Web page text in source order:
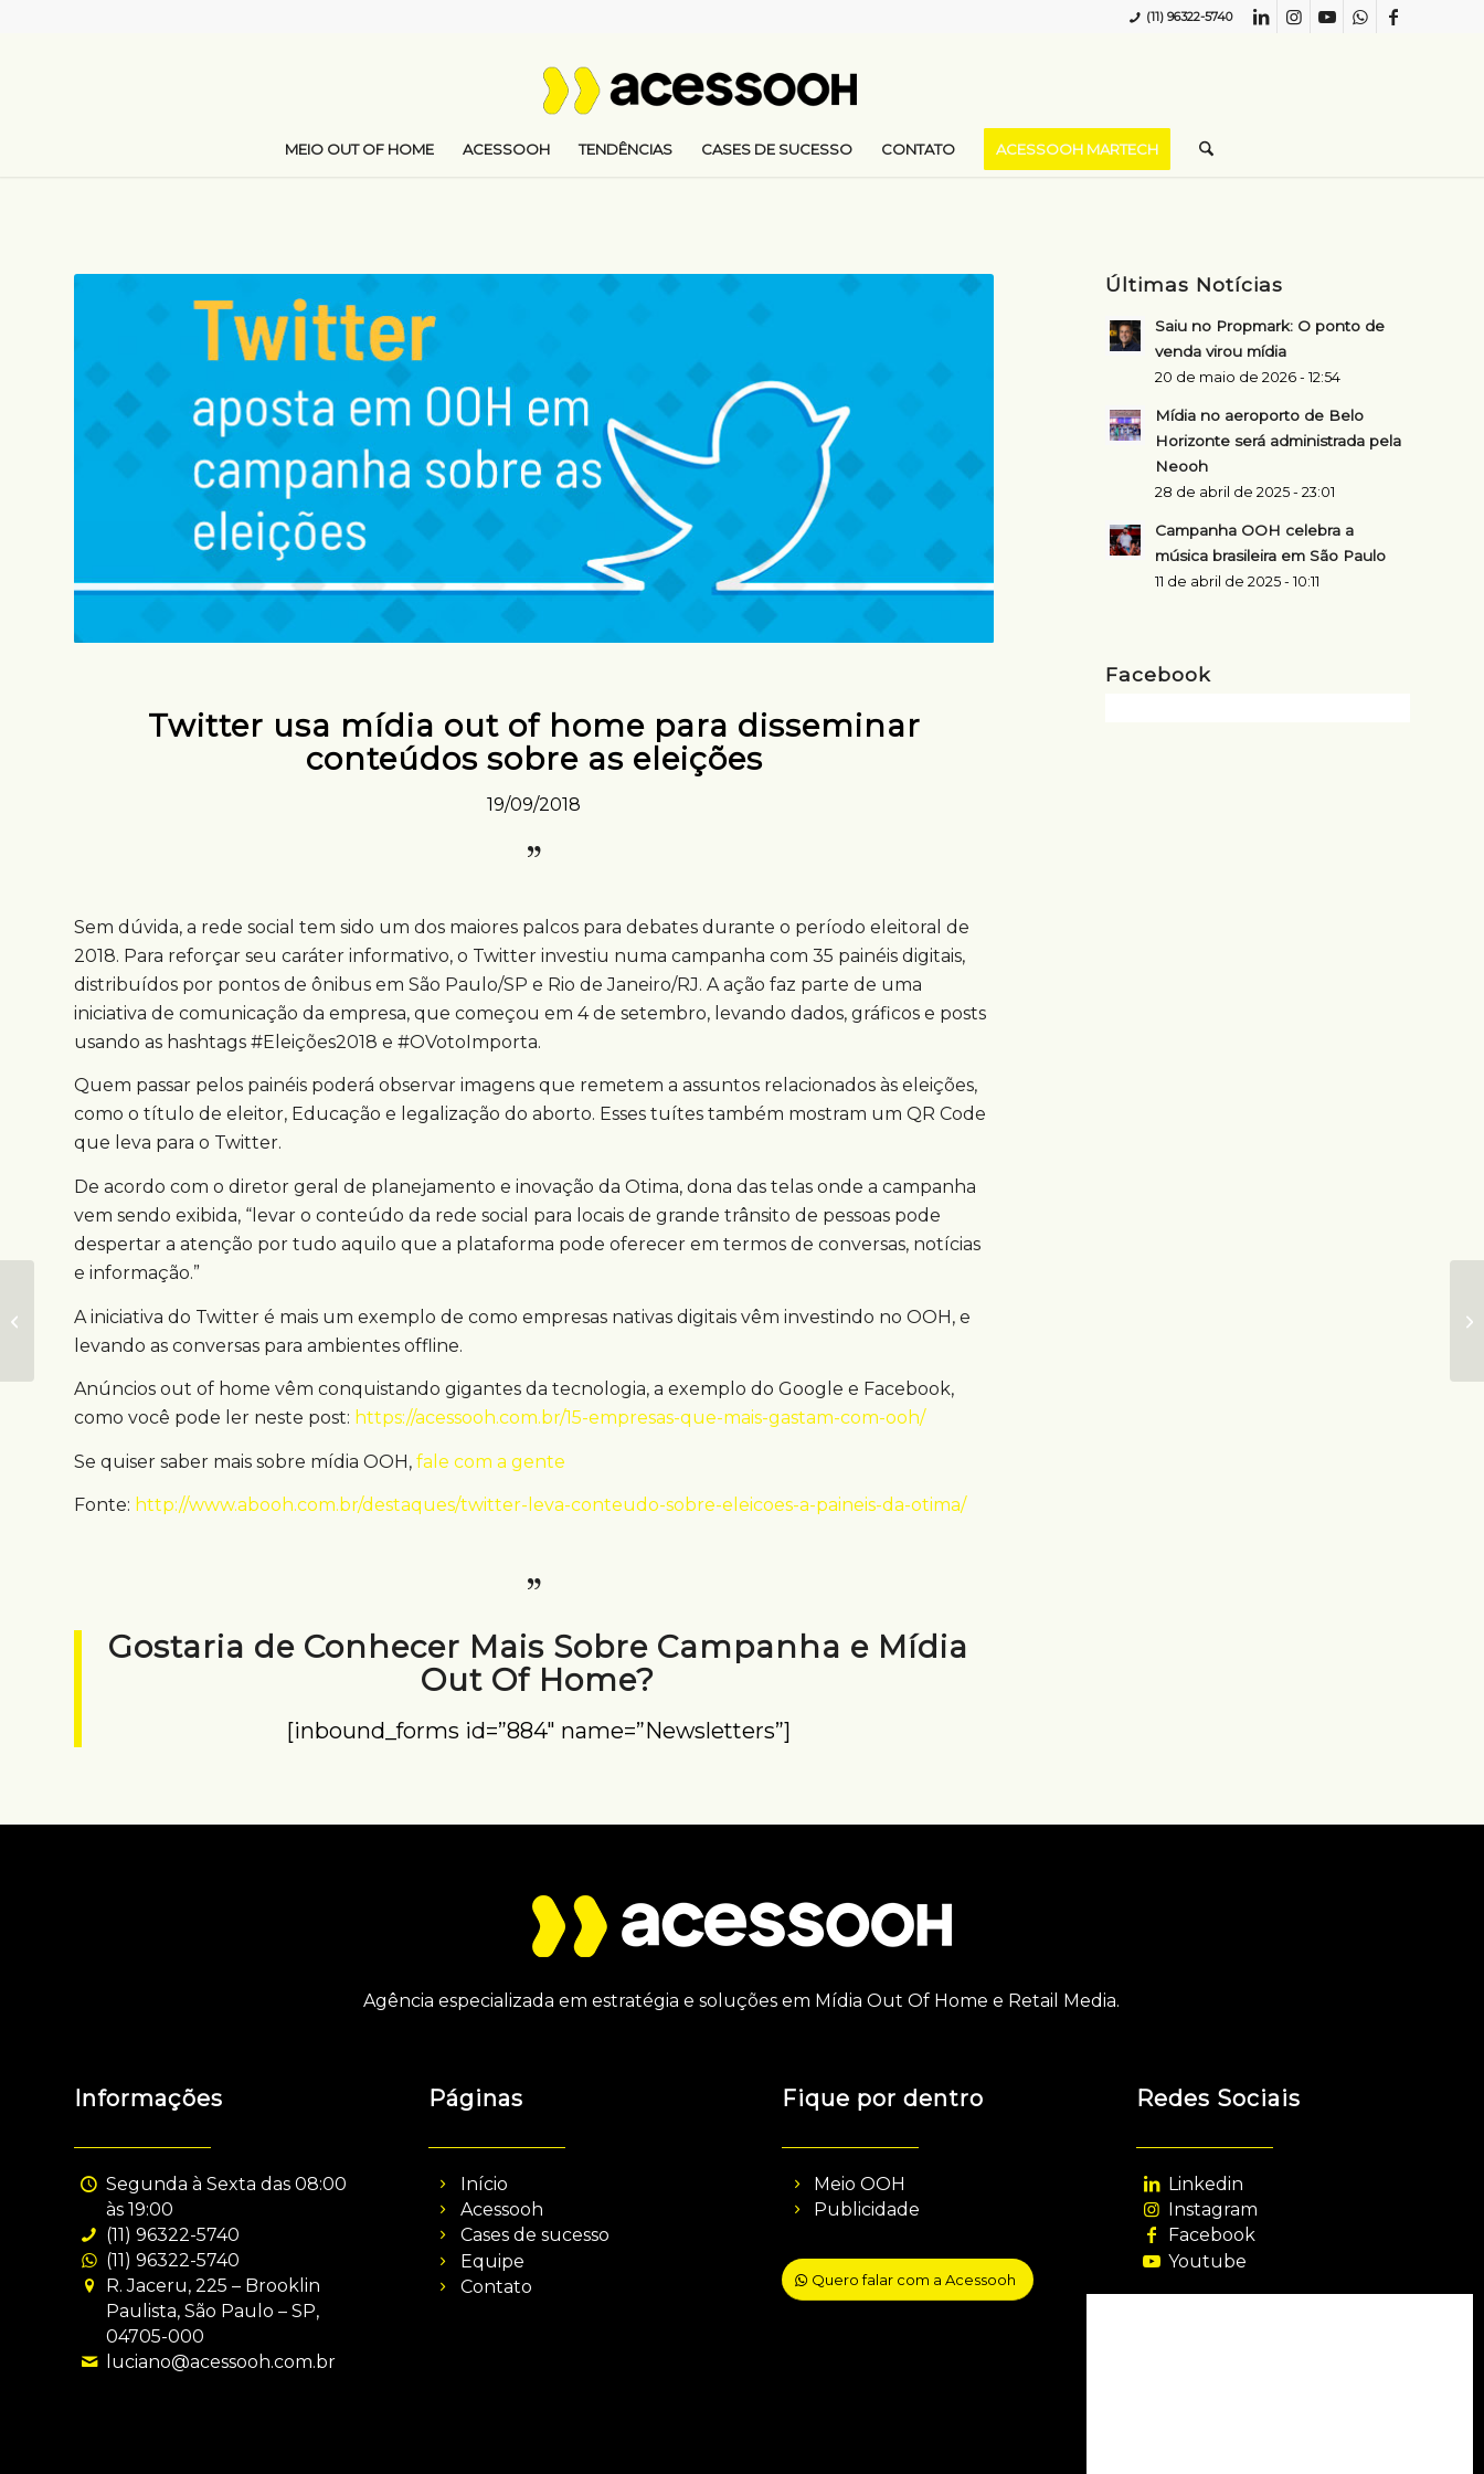
(11) 96322-5740
MEIO OUT OF HOME ACESSOOH TENDÊNCIAS CASES DE SUCESSO CONTATO ACESSOOH MARTECH
Twitter usa mídia out of home para disseminar
conteúdos sobre as eleições
19/09/2018
Sem dúvida, a rede social tem sido um dos maiores palcos para debates durante o período eleitoral de
2018. Para reforçar seu caráter informativo, o Twitter investiu numa campanha com 35 painéis digitais,
distribuídos por pontos de ônibus em São Paulo/SP e Rio de Janeiro/RJ. A ação faz parte de uma
iniciativa de comunicação da empresa, que começou em 4 de setembro, levando dados, gráficos e posts
usando as hashtags #Eleições2018 e #OVotoImporta.
Quem passar pelos painéis poderá observar imagens que remetem a assuntos relacionados às eleições,
como o título de eleitor, Educação e legalização do aborto. Esses tuítes também mostram um QR Code
que leva para o Twitter.
De acordo com o diretor geral de planejamento e inovação da Otima, dona das telas onde a campanha
vem sendo exibida, “levar o conteúdo da rede social para locais de grande trânsito de pessoas pode
despertar a atenção por tudo aquilo que a plataforma pode oferecer em termos de conversas, notícias
e informação.”
A iniciativa do Twitter é mais um exemplo de como empresas nativas digitais vêm investindo no OOH, e
levando as conversas para ambientes offline.
Anúncios out of home vêm conquistando gigantes da tecnologia, a exemplo do Google e Facebook,
como você pode ler neste post: https://acessooh.com.br/15-empresas-que-mais-gastam-com-ooh/
Se quiser saber mais sobre mídia OOH, fale com a gente
Fonte: http://www.abooh.com.br/destaques/twitter-leva-conteudo-sobre-eleicoes-a-paineis-da-otima/
Gostaria de Conhecer Mais Sobre Campanha e Mídia
Out Of Home?
[inbound_forms id=”884″ name=”Newsletters”]
Últimas Notícias
Saiu no Propmark: O ponto de
venda virou mídia
20 de maio de 2026 - 12:54
Mídia no aeroporto de Belo
Horizonte será administrada pela
Neooh
28 de abril de 2025 - 23:01
Campanha OOH celebra a
música brasileira em São Paulo
11 de abril de 2025 - 10:11
Facebook
Agência especializada em estratégia e soluções em Mídia Out Of Home e Retail Media.
Informações
Segunda à Sexta das 08:00
às 19:00
(11) 96322-5740
(11) 96322-5740
R. Jaceru, 225 – Brooklin
Paulista, São Paulo – SP,
04705-000
luciano@acessooh.com.br
Páginas
Início
Acessooh
Cases de sucesso
Equipe
Contato
Fique por dentro
Meio OOH
Publicidade
Quero falar com a Acessooh
Redes Sociais
Linkedin
Instagram
Facebook
Youtube
melhorar o trabalho
em equipe